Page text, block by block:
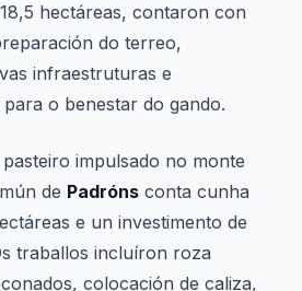
hectáreas, contaron con
do terreo,
infraestruturas e
o benestar do gando.
impulsado no monte
de Padróns conta cunha
e un investimento de
traballos incluíron roza
colocación de caliza,